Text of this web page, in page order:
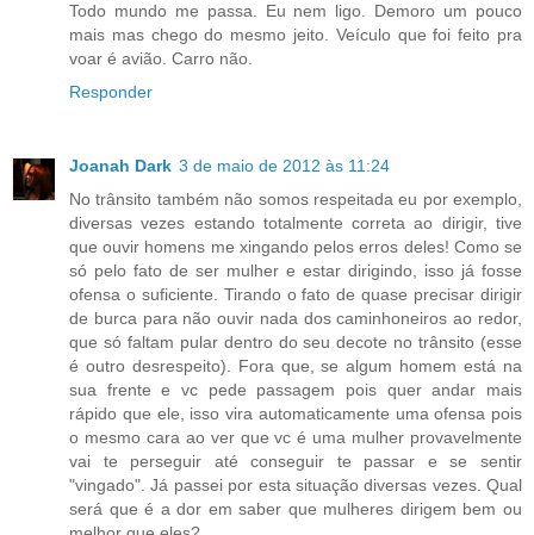
Todo mundo me passa. Eu nem ligo. Demoro um pouco
mais mas chego do mesmo jeito. Veículo que foi feito pra
voar é avião. Carro não.
Responder
Joanah Dark 3 de maio de 2012 às 11:24
No trânsito também não somos respeitada eu por exemplo,
diversas vezes estando totalmente correta ao dirigir, tive
que ouvir homens me xingando pelos erros deles! Como se
só pelo fato de ser mulher e estar dirigindo, isso já fosse
ofensa o suficiente. Tirando o fato de quase precisar dirigir
de burca para não ouvir nada dos caminhoneiros ao redor,
que só faltam pular dentro do seu decote no trânsito (esse
é outro desrespeito). Fora que, se algum homem está na
sua frente e vc pede passagem pois quer andar mais
rápido que ele, isso vira automaticamente uma ofensa pois
o mesmo cara ao ver que vc é uma mulher provavelmente
vai te perseguir até conseguir te passar e se sentir
"vingado". Já passei por esta situação diversas vezes. Qual
será que é a dor em saber que mulheres dirigem bem ou